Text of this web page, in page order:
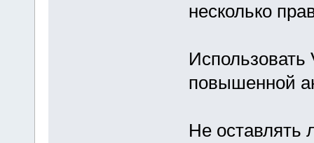
несколько
Использовать
повышенной
Не оставлять